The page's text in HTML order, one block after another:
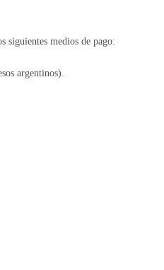
siguientes medios de pago:
argentinos).